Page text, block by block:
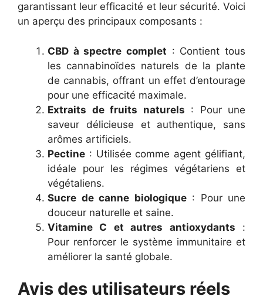
garantissant leur efficacité et leur sécurité. Voici
un aperçu des principaux composants :
CBD à spectre complet : Contient tous
les cannabinoïdes naturels de la plante
de cannabis, offrant un effet d’entourage
pour une efficacité maximale.
Extraits de fruits naturels : Pour une
saveur délicieuse et authentique, sans
arômes artificiels.
Pectine : Utilisée comme agent gélifiant,
idéale pour les régimes végétariens et
végétaliens.
Sucre de canne biologique: Pour une
douceur naturelle et saine.
Vitamine C et autres antioxydants :
Pour renforcer le système immunitaire et
améliorer la santé globale.
Avis des utilisateurs réels